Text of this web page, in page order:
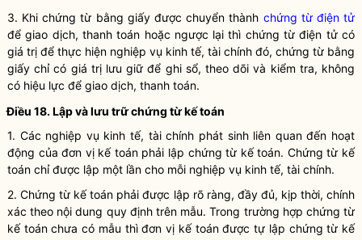
3. Khi chứng từ bằng giấy được chuyển thành chứng từ điện tử
để giao dịch, thanh toán hoặc ngược lại thì chứng từ điện tửcó
giá trị để thực hiện nghiệp vụ kinh tế, tài chính đó, chứng từ bằng
giấy chỉ có giá trị lưu giữ để ghi sổ, theo dõi và kiểm tra, không
có hiệu lực để giao dịch, thanh toán.
Điều 18. Lập và lưu trữchứng từ kế toán
1. Các nghiệp vụ kinh tế, tài chính phát sinh liên quan đến hoạt
động củađơn vị kế toánphải lập chứng từ kế toán. Chứng từ kế
toán chỉ được lập một lần cho mỗi nghiệp vụ kinh tế, tài chính.
2.Chứng từ kế toán phải được lập rõ ràng, đầy đủ, kịp thời, chính
xác theo nội dung quy định trên mẫu. Trong trường hợp chứng từ
kế toánchưa có mẫu thìđơn vị kế toánđược tự lập chứng từ kế